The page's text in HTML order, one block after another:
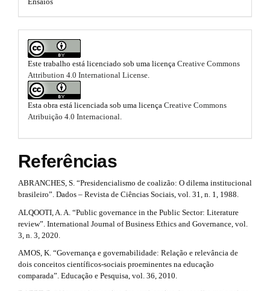
s
3
a
c
e
s
s
i
b
l
n
e
s
b
o
s
t
r
a
p
3
.
Este trabalho está licenciado sob uma licença Creative Commons
Attribution 4.0 International License.
Esta obra está licenciada sob uma licença Creative Commons
Atribuição 4.0 Internacional.
Referências
ABRANCHES, S. “Presidencialismo de coalizão: O dilema institucional
brasileiro”. Dados – Revista de Ciências Sociais, vol. 31, n. 1, 1988.
ALQOOTI, A. A. “Public governance in the Public Sector: Literature
review”. International Journal of Business Ethics and Governance, vol.
3, n. 3, 2020.
AMOS, K. “Governança e governabilidade: Relação e relevância de
dois conceitos científicos-sociais proeminentes na educação
comparada”. Educação e Pesquisa, vol. 36, 2010.